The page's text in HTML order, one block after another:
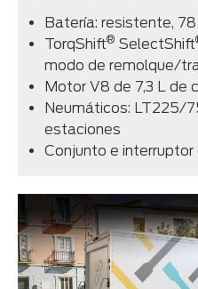
Batería: resistente,
TorqShift® SelectShift
modo de remolque/
Motor V8 de 7,3 L de
Neumáticos: LT225/
estaciones
Conjunto e interruptor